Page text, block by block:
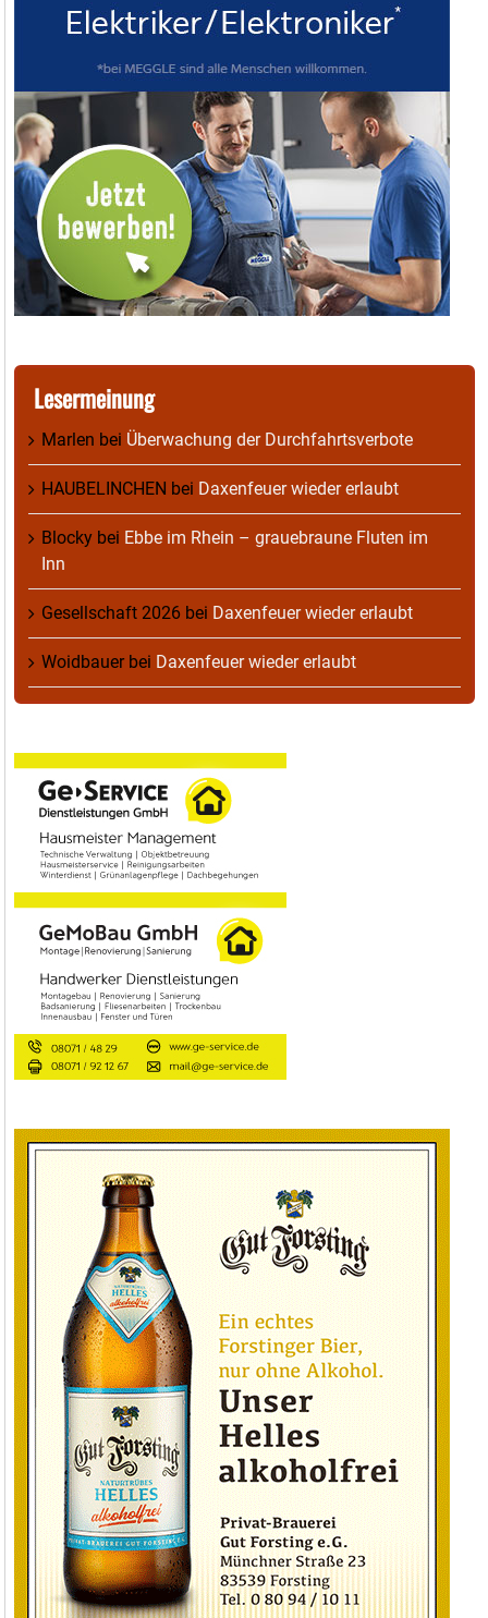
Lesermeinung
Marlen bei Überwachung der Durchfahrtsverbote
HAUBELINCHEN bei Daxenfeuer wieder erlaubt
Blocky bei Ebbe im Rhein – grauebraune Fluten im
Inn
Gesellschaft 2026 bei Daxenfeuer wieder erlaubt
Woidbauerbei Daxenfeuer wieder erlaubt